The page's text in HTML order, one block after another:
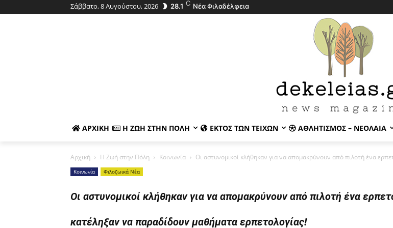
Σάββατο, 8 Αυγούστου, 2026 28.1 C Νέα Φιλαδέλφεια
ΑΡΧΙΚΉ Η ΖΩΉ ΣΤΗΝ ΠΌΛΗ ΕΚΤΌΣ ΤΩΝ ΤΕΙΧΏΝ ΑΘΛΗΤΙΣΜΌΣ – ΝΕΟΛΑΊΑ
Αρχική Η Ζωή στην Πόλη Κοινωνία Οι αστυνομικοί κλήθηκαν για να απομακρύνουν από πιλοτή ένα
Κοινωνία Φιλοζωικά Νέα
Οι αστυνομικοί κλήθηκαν για να απομακρύνουν από πιλοτή ένα
κατέληξαν να παραδίδουν μαθήματα ερπετολογίας!